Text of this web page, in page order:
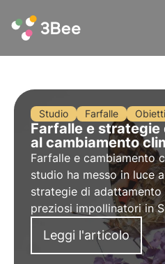
Studio Farfalle
Farfalle e
al cambiamento
Farfalle e cambiamento
studio ha messo in luce
strategie di
preziosi impollinatori in
Unito. Approfondisci in
risultati della ricerca e
biodiversità.
Leggi l'articolo